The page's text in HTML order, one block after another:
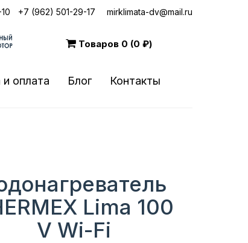
+7 (962) 501-29-17 mirklimata-dv@mail.ru
Товаров 0 (0 ₽)
оплата Блог Контакты
Lima 100
V Wi-Fi